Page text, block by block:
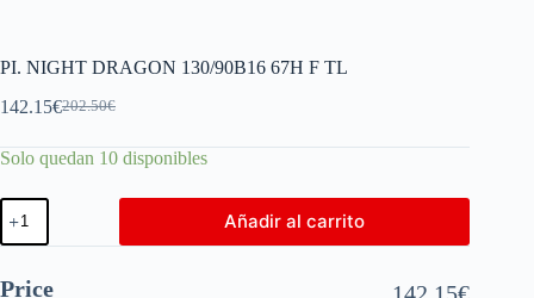
PI. NIGHT DRAGON 130/90B16 67H F TL
202.50€
142.15€
Solo quedan 10 disponibles
Añadir al carrito
Price